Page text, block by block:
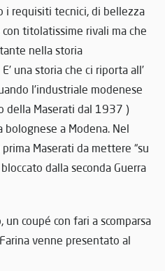
i requisiti tecnici, di bellezza
titolatissime rivali ma che
nella storia
una storia che ci riporta all’
l’industriale modenese
della Maserati dal 1937 )
bolognese a Modena. Nel
Maserati da mettere “su
dalla seconda Guerra
coupé con fari a scomparsa
venne presentato al